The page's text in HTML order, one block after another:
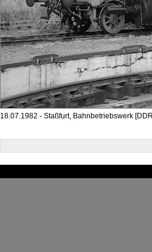
18.07.1982 - Staßfurt, Bahnbetriebswerk